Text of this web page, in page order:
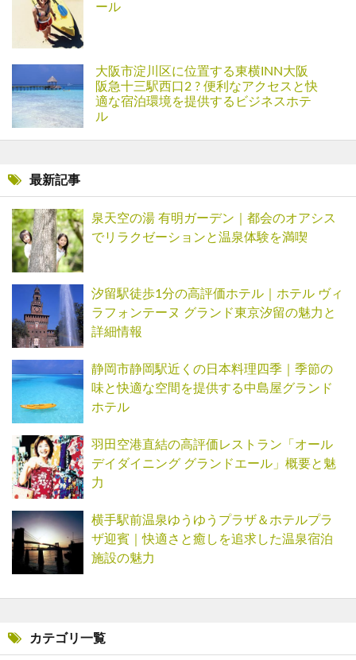
ール
大阪市淀川区に位置する東横INN大阪
阪急十三駅西口2 ? 便利なアクセスと快
適な宿泊環境を提供するビジネスホテ
ル
最新記事
泉天空の湯 有明ガーデン｜都会のオアシス
でリラクゼーションと温泉体験を満喫
汐留駅徒歩1分の高評価ホテル｜ホテル ヴィ
ラフォンテーヌ グランド東京汐留の魅力と
詳細情報
静岡市静岡駅近くの日本料理四季｜季節の
味と快適な空間を提供する中島屋グランド
ホテル
羽田空港直結の高評価レストラン「オール
デイダイニング グランドエール」概要と魅
力
横手駅前温泉ゆうゆうプラザ＆ホテルプラ
ザ迎賓｜快適さと癒しを追求した温泉宿泊
施設の魅力
カテゴリ一覧